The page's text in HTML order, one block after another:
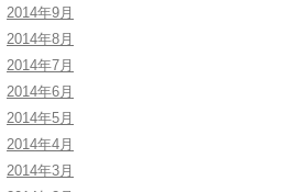
2014年9月
2014年8月
2014年7月
2014年6月
2014年5月
2014年4月
2014年3月